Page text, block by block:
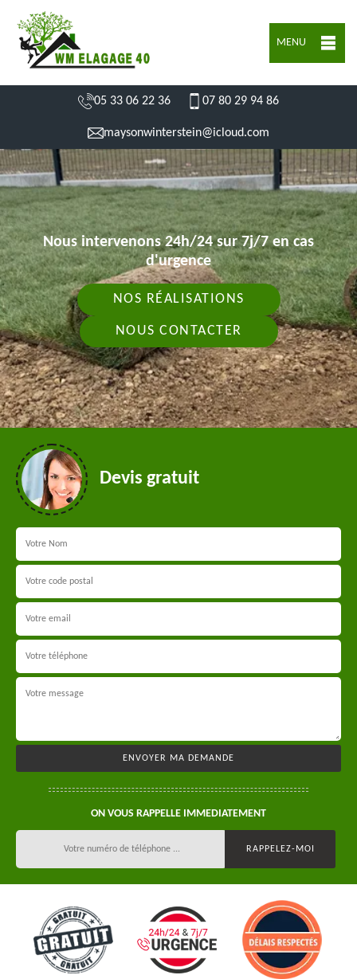
MENU
05 33 06 22 36 07 80 29 94 86
maysonwinterstein@icloud.com
Nous intervenons 24h/24 sur 7j/7 en cas
d'urgence
NOS RÉALISATIONS
NOUS CONTACTER
Devis gratuit
ON VOUS RAPPELLE IMMEDIATEMENT